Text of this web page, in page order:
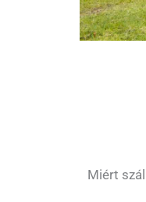
Miért